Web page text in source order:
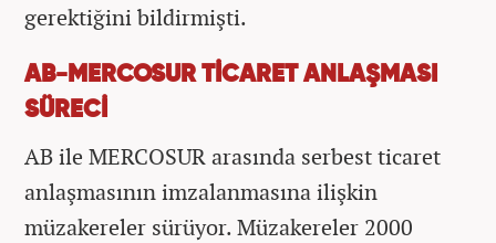
gerektiğini bildirmişti.
AB-MERCOSUR TİCARET ANLAŞMASI
SÜRECİ
AB ile MERCOSUR arasında serbest ticaret
anlaşmasının imzalanmasına ilişkin
müzakereler sürüyor. Müzakereler 2000